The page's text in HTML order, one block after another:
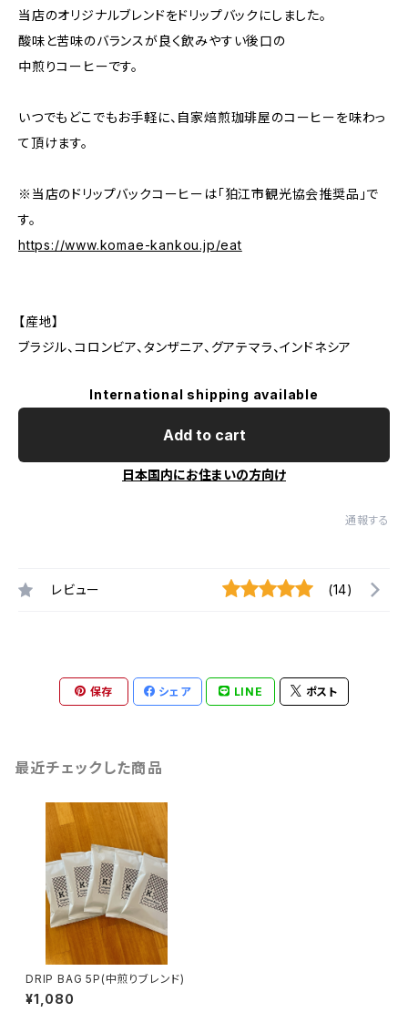
当店のオリジナルブレンドをドリップバックにしました。
酸味と苦味のバランスが良く飲みやすい後口の
中煎りコーヒーです。
いつでもどこでもお手軽に、自家焙煎珈琲屋のコーヒーを味わっ
て頂けます。
※当店のドリップバックコーヒーは「狛江市観光協会推奨品」で
す。
https://www.komae-kankou.jp/eat
【産地】
ブラジル、コロンビア、タンザニア、グアテマラ、インドネシア
International shipping available
Add to cart
日本国内にお住まいの方向け
通報する
レビュー (14)
保存 シェア LINE ポスト
最近チェックした商品
DRIP BAG 5P(中煎りブレンド)
¥1,080